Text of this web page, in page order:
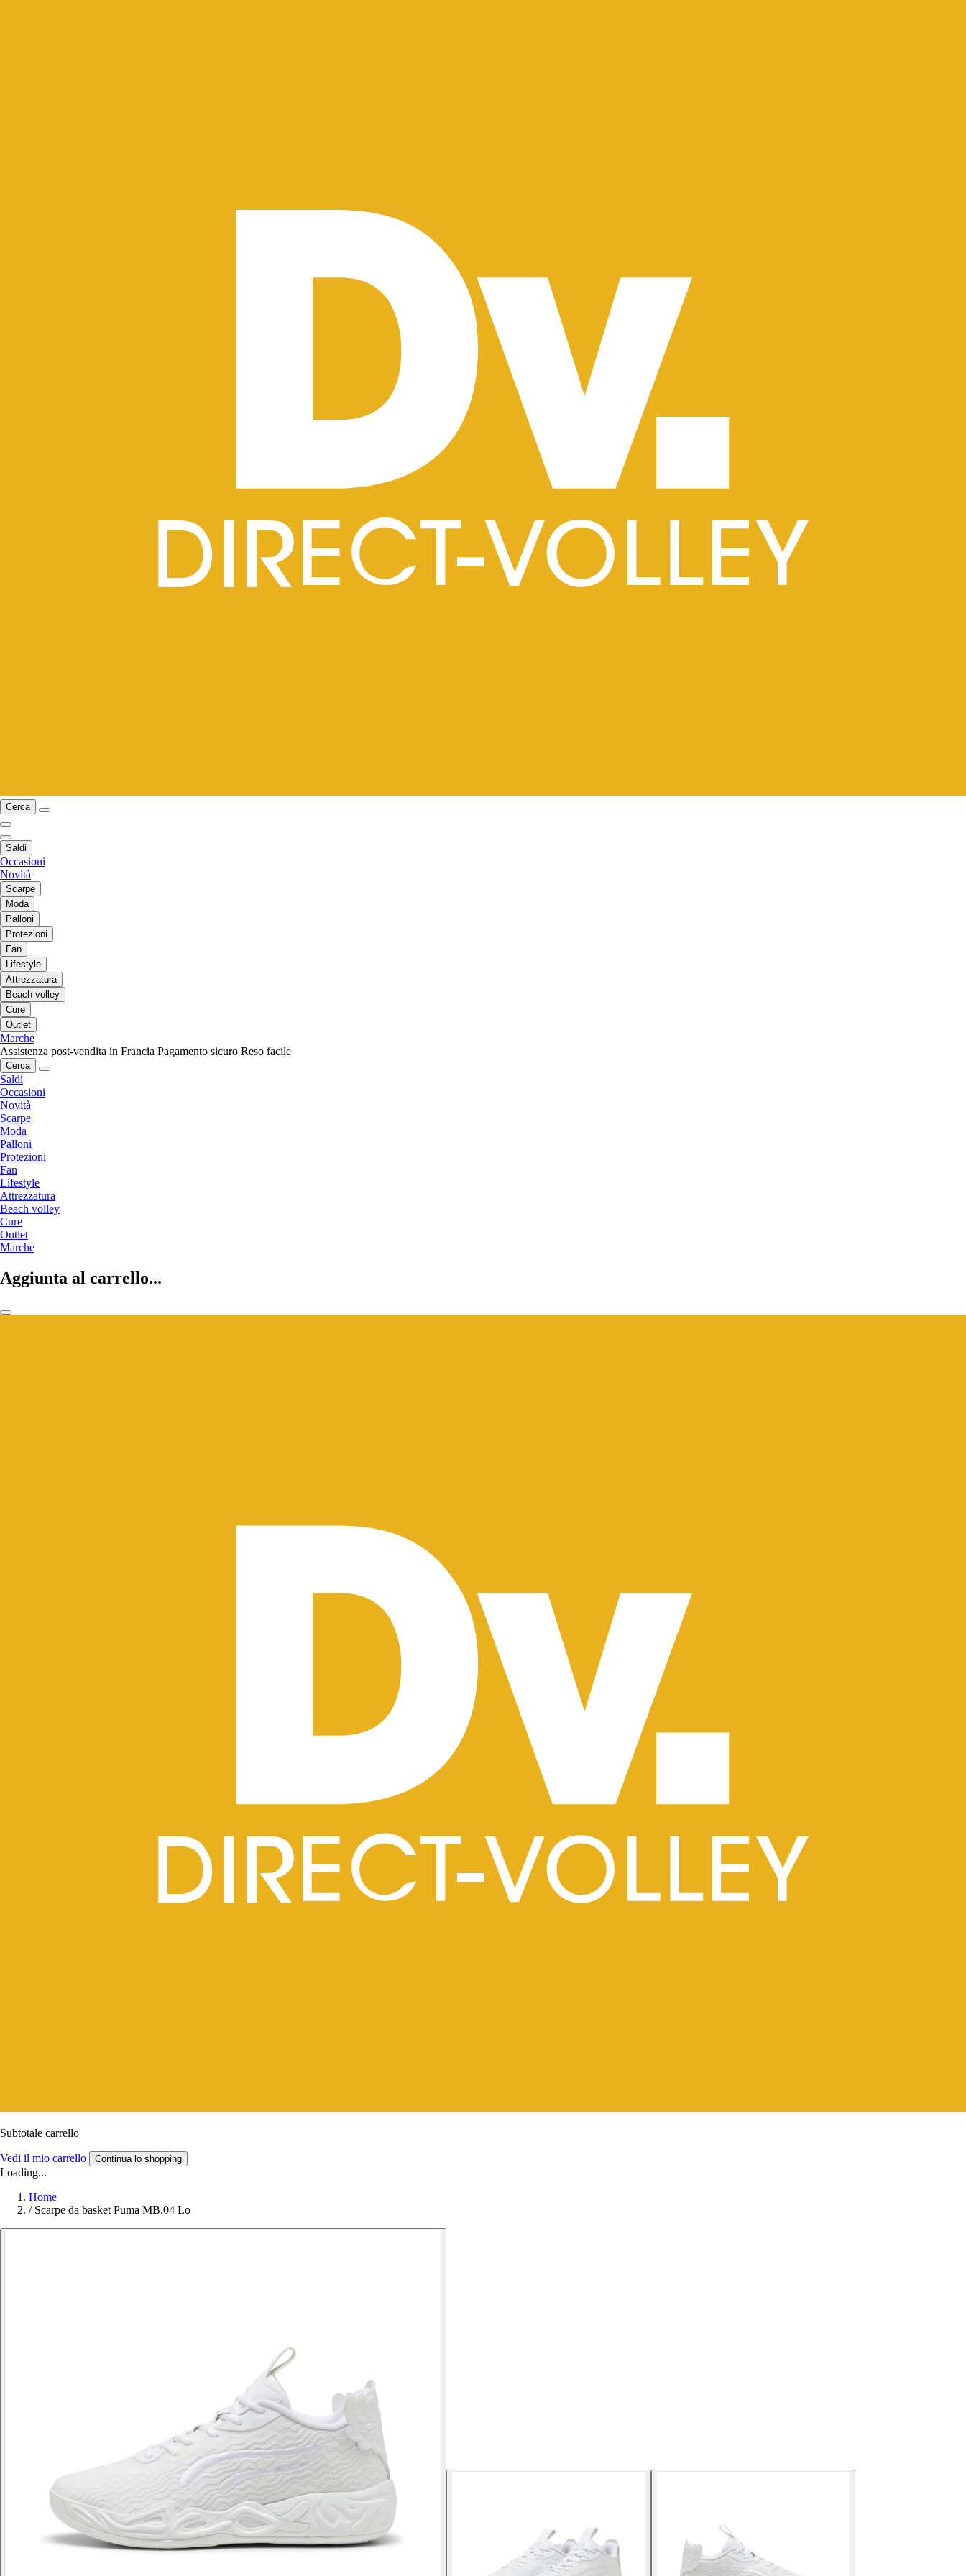
Cerca
Saldi
Occasioni
Novità
Scarpe
Moda
Palloni
Protezioni
Fan
Lifestyle
Attrezzatura
Beach volley
Cure
Outlet
Marche
Assistenza post-vendita in Francia Pagamento sicuro Reso facile
Cerca
Saldi
Occasioni
Novità
Scarpe
Moda
Palloni
Protezioni
Fan
Lifestyle
Attrezzatura
Beach volley
Cure
Outlet
Marche
Aggiunta al carrello...
Subtotale carrello
Vedi il mio carrello Continua lo shopping
Loading...
Home
/ Scarpe da basket Puma MB.04 Lo